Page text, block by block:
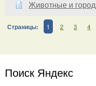
Животные и город
Страницы: 1 2 3 4
Поиск Яндекс